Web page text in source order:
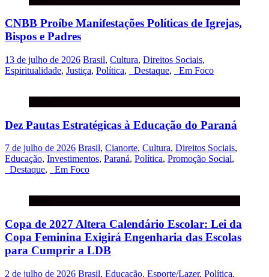
CNBB Proíbe Manifestações Políticas de Igrejas,
Bispos e Padres
13 de julho de 2026 Brasil, Cultura, Direitos Sociais,
Espiritualidade, Justiça, Política, _Destaque, _Em Foco
Dez Pautas Estratégicas à Educação do Paraná
7 de julho de 2026 Brasil, Cianorte, Cultura, Direitos Sociais,
Educação, Investimentos, Paraná, Política, Promoção Social,
_Destaque, _Em Foco
Copa de 2027 Altera Calendário Escolar: Lei da
Copa Feminina Exigirá Engenharia das Escolas
para Cumprir a LDB
2 de julho de 2026 Brasil, Educação, Esporte/Lazer, Política,